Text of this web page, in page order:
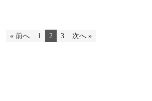
« 前へ 1 2 3 次へ »